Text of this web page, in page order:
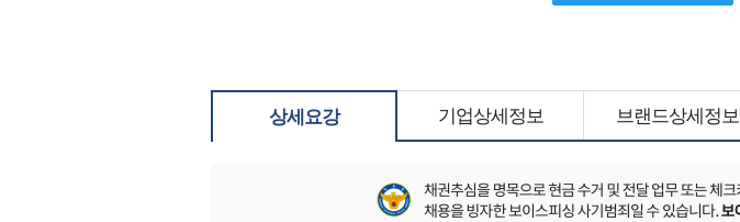
상세요강 기업상세정보 브랜드상세정보